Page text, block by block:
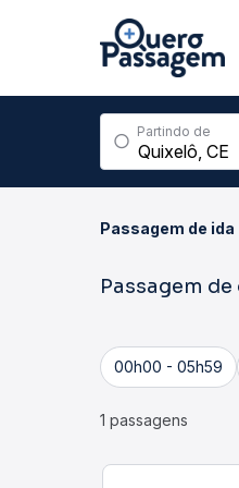
Partindo de
Passagem de ida
Passagem
00h00 - 05h59
1 passagens